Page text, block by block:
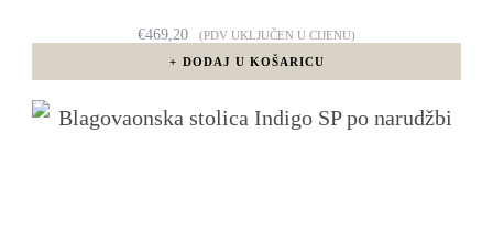
€469,20
(PDV UKLJUČEN U CIJENU)
DODAJ U KOŠARICU